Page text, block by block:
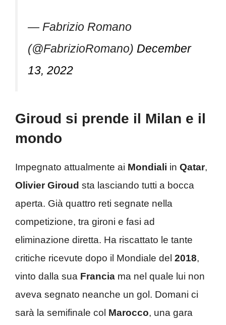
— Fabrizio Romano
(@FabrizioRomano) December
13, 2022
Giroud si prende il Milan e il
mondo
Impegnato attualmente ai Mondiali in Qatar,
Olivier Giroud sta lasciando tutti a bocca
aperta. Già quattro reti segnate nella
competizione, tra gironi e fasi ad
eliminazione diretta. Ha riscattato le tante
critiche ricevute dopo il Mondiale del 2018,
vinto dalla sua Francia ma nel quale lui non
aveva segnato neanche un gol. Domani ci
sarà la semifinale col Marocco, una gara